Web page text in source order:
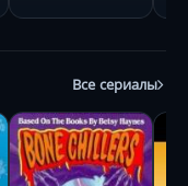
Все сериалы